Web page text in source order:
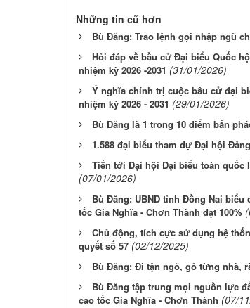
Những tin cũ hơn
Bù Đăng: Trao lệnh gọi nhập ngũ
Hỏi đáp về bầu cử Đại biểu Quốc
nhiệm kỳ 2026 -2031 (31/01/2026)
Ý nghĩa chính trị cuộc bầu cử đại
nhiệm kỳ 2026 - 2031 (29/01/2026)
Bù Đăng là 1 trong 10 điểm bắn
1.588 đại biểu tham dự Đại hội
Tiến tới Đại hội Đại biểu toàn quốc
(07/01/2026)
Bù Đăng: UBND tỉnh Đồng Nai
tốc Gia Nghĩa - Chơn Thành đạt 100%
Chủ động, tích cực sử dụng hệ
quyết số 57 (02/12/2025)
Bù Đăng: Đi tận ngõ, gỏ từng nhà,
Bù Đăng tập trung mọi nguồn lực
cao tốc Gia Nghĩa - Chơn Thành (07/